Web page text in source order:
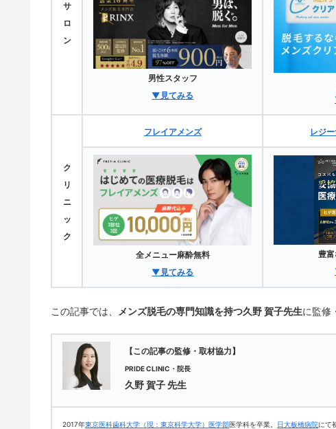
サ
ロ
ン
男性スタッフ
▼見てみる
ク
リ
ニ
ッ
ク
フレイアメンズ レジ
全メニュー麻酔無料
▼見てみる
豊
この記事では、 メンズ脱毛の専門知識を持つ久野 賀子先生に監修
【この記事の監修・取材協力】
PRIDE CLINIC・院長
久野 賀子 先生
2017年東京医科歯科大学（現：東京科学大学）医学部医学科を卒業。 日大板橋病院にて